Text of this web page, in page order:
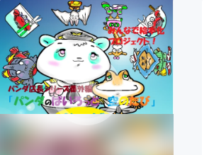
テクノロジー・ガジェット
映像・映画
ビジネス・起業